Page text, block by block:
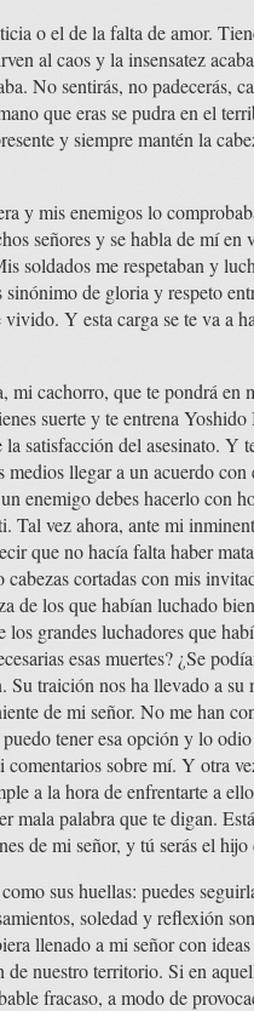
o el de la falta de amor.
al caos y la insensatez
No sentirás, no padecerás,
que eras se pudra en el
y siempre mantén la
y mis enemigos lo
señores y se habla de mí
soldados me respetaban y
de gloria y respeto
Y esta carga se te va a
mi cachorro, que te pondrá en
suerte y te entrena
satisfacción del asesinato. Y
medios llegar a un acuerdo
enemigo debes hacerlo con
Tal vez ahora, ante mi
que no hacía falta haber
cortadas con mis
de los que habían luchado
grandes luchadores que
esas muertes? ¿Se
Su traición nos ha llevado a su
de mi señor. No me han
tener esa opción y lo
sobre mí. Y otra
a la hora de enfrentarte a
mala palabra que te digan.
de mi señor, y tú serás el
sus huellas: puedes
soledad y reflexión
llenado a mi señor con
nuestro territorio. Si en
fracaso, a modo de